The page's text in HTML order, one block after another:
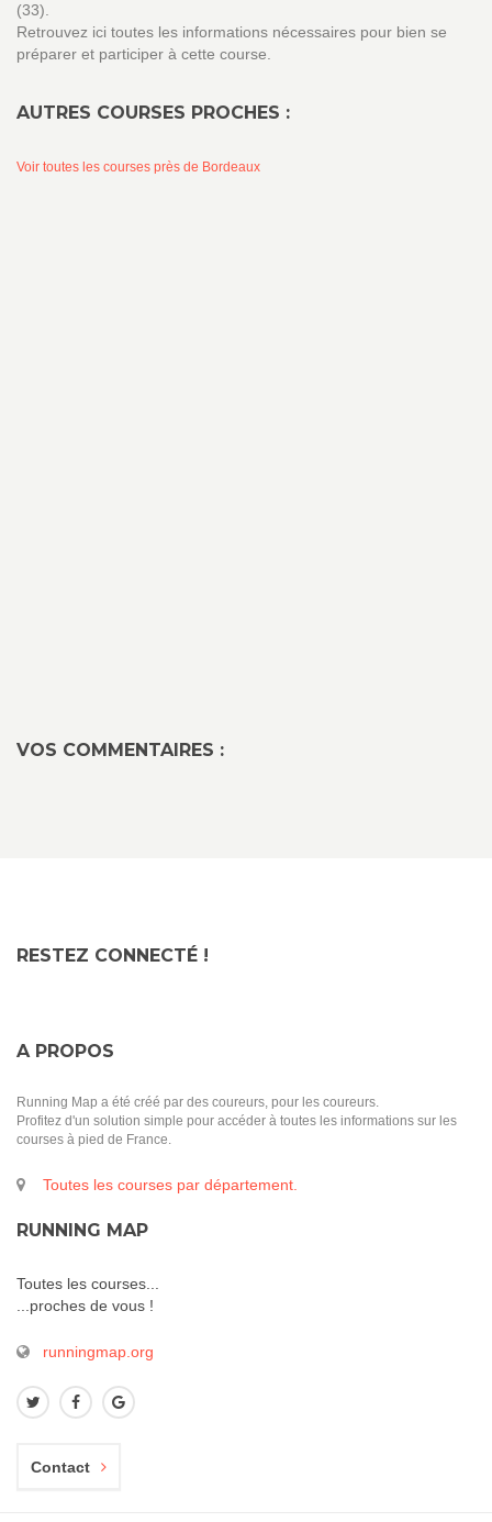
(33).
Retrouvez ici toutes les informations nécessaires pour bien se
préparer et participer à cette course.
AUTRES COURSES PROCHES :
Voir toutes les courses près de Bordeaux
VOS COMMENTAIRES :
RESTEZ CONNECTÉ !
A PROPOS
Running Map a été créé par des coureurs, pour les coureurs.
Profitez d'un solution simple pour accéder à toutes les informations sur les
courses à pied de France.
Toutes les courses par département.
RUNNING MAP
Toutes les courses...
...proches de vous !
runningmap.org
Contact